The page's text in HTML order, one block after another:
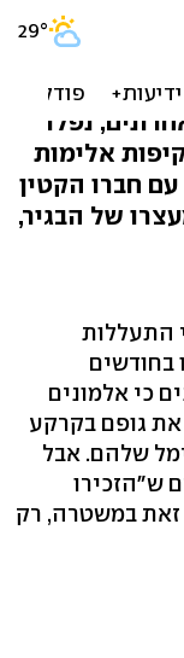
נפלו
אלימות
חברו הקטין
של הבגיר,
התעללות
בחודשים
כי אלמונים
את גופם בקרקע
שלהם. אבל
ש"הזכירו
זאת במשטרה, רק